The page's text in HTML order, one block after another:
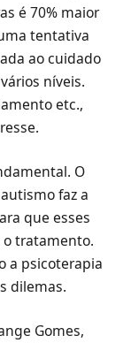
é 70% maior
tentativa
ao cuidado
níveis.
etc.,
O
faz a
que esses
tratamento.
a psicoterapia
dilemas.
Gomes,